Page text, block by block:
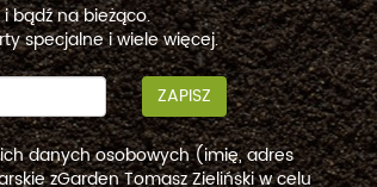
bądź na bieżąco.
specjalne i wiele więcej.
ZAPISZ
danych osobowych (imię, adres
zGarden Tomasz Zieliński w celu